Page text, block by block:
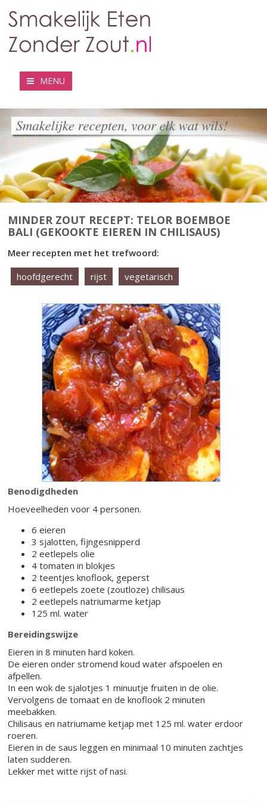
MENU
MINDER ZOUT RECEPT: TELOR BOEMBOE
BALI (GEKOOKTE EIEREN IN CHILISAUS)
Meer recepten met het trefwoord:
hoofdgerecht
rijst vegetarisch
Benodigdheden
Hoeveelheden voor 4 personen.
6 eieren
3 sjalotten, fijngesnipperd
2 eetlepels olie
4 tomaten in blokjes
2 teentjes knoflook, geperst
6 eetlepels zoete (zoutloze) chilisaus
2 eetlepels natriumarme ketjap
125 ml. water
Bereidingswijze
Eieren in 8 minuten hard koken.
De eieren onder stromend koud water afspoelen en
afpellen.
In een wok de sjalotjes 1 minuutje fruiten in de olie.
Vervolgens de tomaat en de knoflook 2 minuten
meebakken.
Chilisaus en natriumame ketjap met 125 ml. water erdoor
roeren.
Eieren in de saus leggen en minimaal 10 minuten zachtjes
laten sudderen.
Lekker met witte rijst of nasi.